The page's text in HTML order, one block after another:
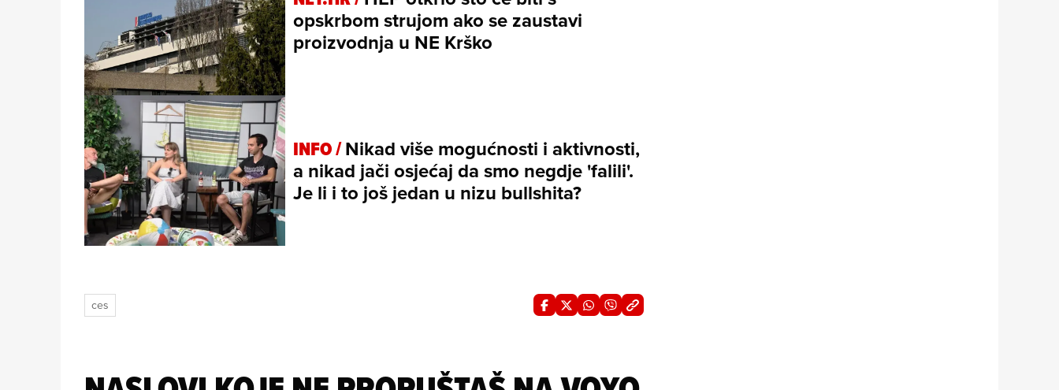
opskrbom strujom ako se zaustavi
proizvodnja u NE Krško
INFO /Nikad više mogućnosti i aktivnosti,
a nikad jači osjećaj da smo negdje 'falili'.
Je li i to još jedan u nizu bullshita?
ces